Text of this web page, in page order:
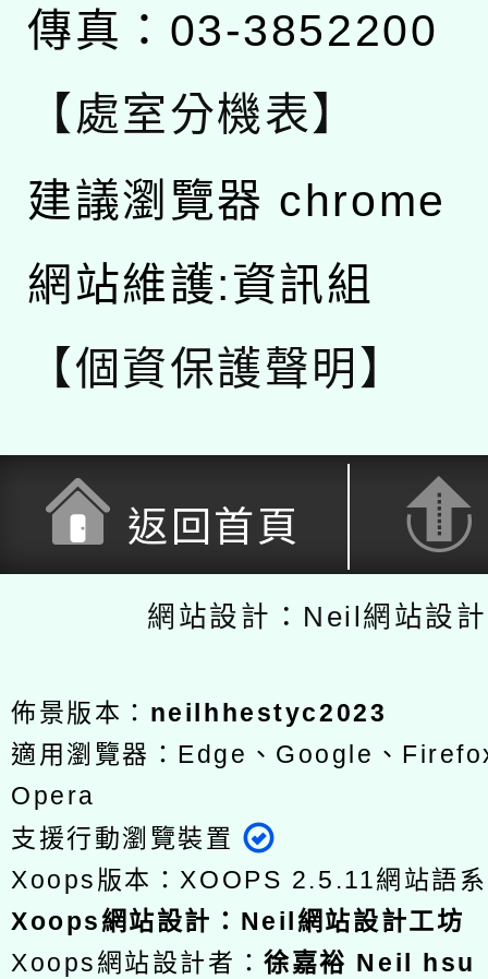
傳真：03-3852200
【處室分機表】
建議瀏覽器 chrome
網站維護:資訊組
【個資保護聲明】
返回首頁
網站設計：Neil網站設
佈景版本： neilhhestyc2023
適用瀏覽器：Edge、Google、
Opera
支援行動瀏覽裝置
Xoops版本：XOOPS 2.5.11網站語
Xoops網站設計 ： Neil網站設計工坊
Xoops網站設計者：徐嘉裕 Neil hsu